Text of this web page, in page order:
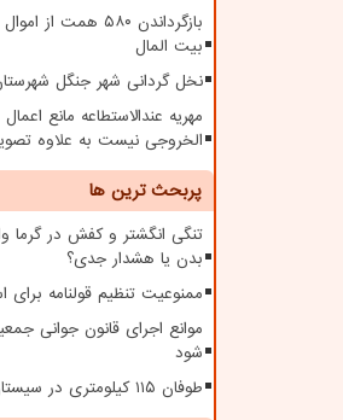
بازگرداندن ۵۸۰ همت
بیت المال
نخل گردانی شهر جنگل
مهریه عندالاستطاعه مانع
الخروجی نیست به علاوه
پربحث ترین ها
تنگی انگشتر و کفش در گرما
بدن یا هشدار جدی؟
ممنوعیت تنظیم قولنامه برای
موانع اجرای قانون جوانی
شود
طوفان ۱۱۵ کیلومتری در سیستان